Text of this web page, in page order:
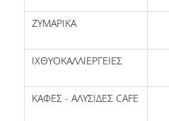
ΖΥΜΑΡΙΚΑ
ΙΧΘΥΟΚΑΛΛΙΕΡΓΕΙΕΣ
ΚΑΦΕΣ - ΑΛΥΣΙΔΕΣ CAFE